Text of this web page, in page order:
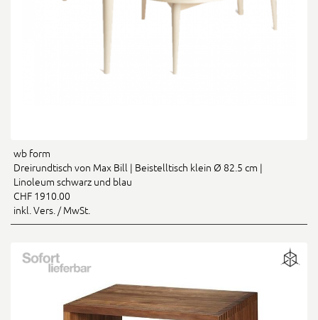
wb form
Dreirundtisch von Max Bill | Beistelltisch klein Ø 82.5 cm |
Linoleum schwarz und blau
CHF 1910.00
inkl. Vers. / MwSt.